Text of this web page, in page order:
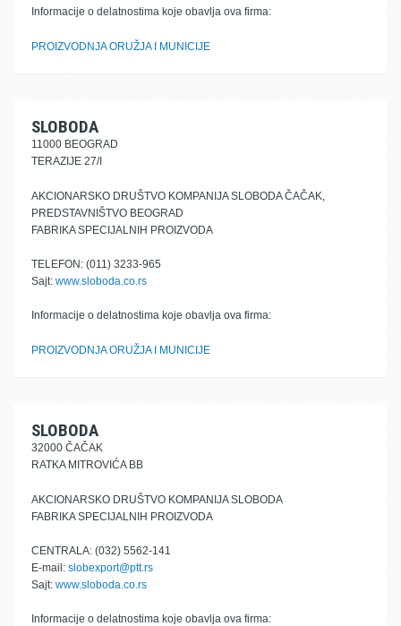
Informacije o delatnostima koje obavlja ova firma:
PROIZVODNJA ORUŽJA I MUNICIJE
SLOBODA
11000 BEOGRAD
TERAZIJE 27/I
AKCIONARSKO DRUŠTVO KOMPANIJA SLOBODA ČAČAK,
PREDSTAVNIŠTVO BEOGRAD
FABRIKA SPECIJALNIH PROIZVODA
TELEFON: (011) 3233-965
Sajt: www.sloboda.co.rs
Informacije o delatnostima koje obavlja ova firma:
PROIZVODNJA ORUŽJA I MUNICIJE
SLOBODA
32000 ČAČAK
RATKA MITROVIĆA BB
AKCIONARSKO DRUŠTVO KOMPANIJA SLOBODA
FABRIKA SPECIJALNIH PROIZVODA
CENTRALA: (032) 5562-141
E-mail: slobexport@ptt.rs
Sajt: www.sloboda.co.rs
Informacije o delatnostima koje obavlja ova firma: